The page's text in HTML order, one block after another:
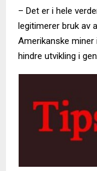
– Det er i hele
legitimerer bruk av
Amerikanske
hindre utvikling i